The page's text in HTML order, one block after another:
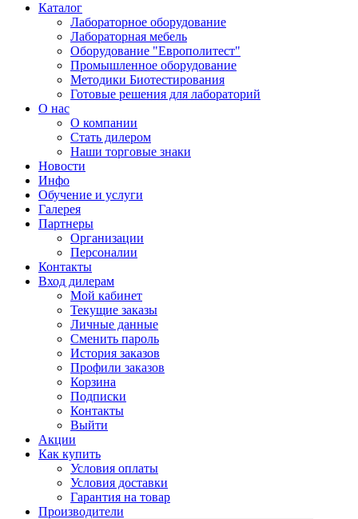
Каталог
Лабораторное оборудование
Лабораторная мебель
Оборудование "Европолитест"
Промышленное оборудование
Методики Биотестирования
Готовые решения для лабораторий
О нас
О компании
Стать дилером
Наши торговые знаки
Новости
Инфо
Обучение и услуги
Галерея
Партнеры
Организации
Персоналии
Контакты
Вход дилерам
Мой кабинет
Текущие заказы
Личные данные
Сменить пароль
История заказов
Профили заказов
Корзина
Подписки
Контакты
Выйти
Акции
Как купить
Условия оплаты
Условия доставки
Гарантия на товар
Производители